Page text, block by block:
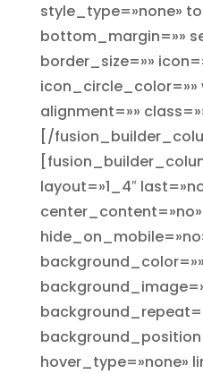
style_type=»none»
bottom_margin=»»
border_size=»»
icon_circle_color=»»
alignment=»»
[/
layout=»1_4″
center_content=»no»
background_color=»»
hover_type=»none»